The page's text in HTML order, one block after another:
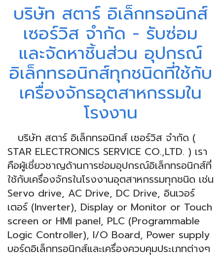
บริษัท สตาร์ อิเล็กทรอนิกส์
เซอร์วิส จำกัด - รับซ่อม
และจัดหาชิ้นส่วน อุปกรณ์
อิเล็กทรอนิกส์ทุกชนิดที่ใช้กับ
เครื่องจักรอุตสาหกรรมใน
โรงงาน
บริษัท สตาร์ อิเล็กทรอนิกส์ เซอร์วิส จำกัด (
STAR ELECTRONICS SERVICE CO.,LTD. ) เรา
คือผู้เชี่ยวชาญด้านการซ่อมอุปกรณ์อิเล็กทรอนิกส์ที่
ใช้กับเครื่องจักรในโรงงานอุตสาหกรรมทุกชนิด เช่น
Servo drive, AC Drive, DC Drive, อินเวอร์
เตอร์ (Inverter), Display or Monitor or Touch
screen or HMI panel, PLC (Programmable
Logic Controller), I/O Board, Power supply
บอร์ดอิเล็กทรอนิกส์และเครื่องควบคุมประเภทต่างๆ